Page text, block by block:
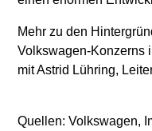
Mehr zu den
Volkswagen-Konzerns
mit Astrid Lühring,
Quellen: Volkswagen,